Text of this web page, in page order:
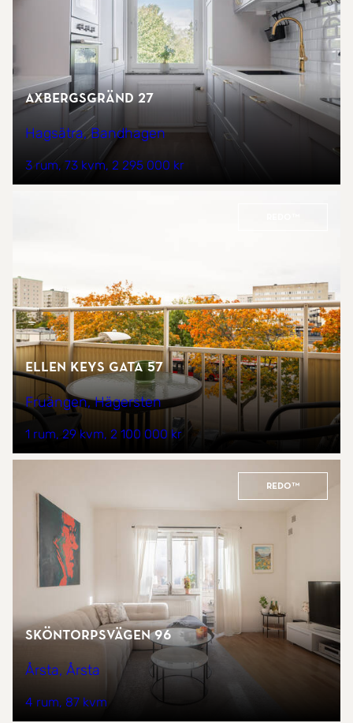
Axbergsgränd 27
Hagsätra, Bandhagen
3 rum 73 kvm 2 295 000 kr
Ellen Keys Gata 57
Fruängen, Hägersten
1 rum 29 kvm 2 100 000 kr
REDO™
Sköntorpsvägen 96
Årsta, Årsta
4 rum 87 kvm